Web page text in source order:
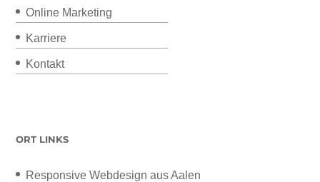
Online Marketing
Karriere
Kontakt
ORT LINKS
Responsive Webdesign aus Aalen